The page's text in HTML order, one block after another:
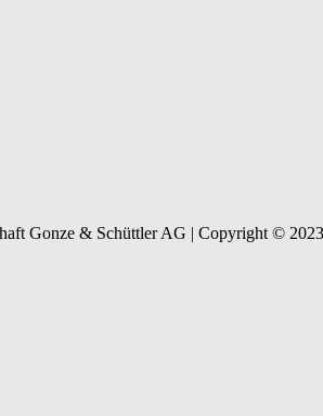
Gonze & Schüttler AG | Copyright © 2023